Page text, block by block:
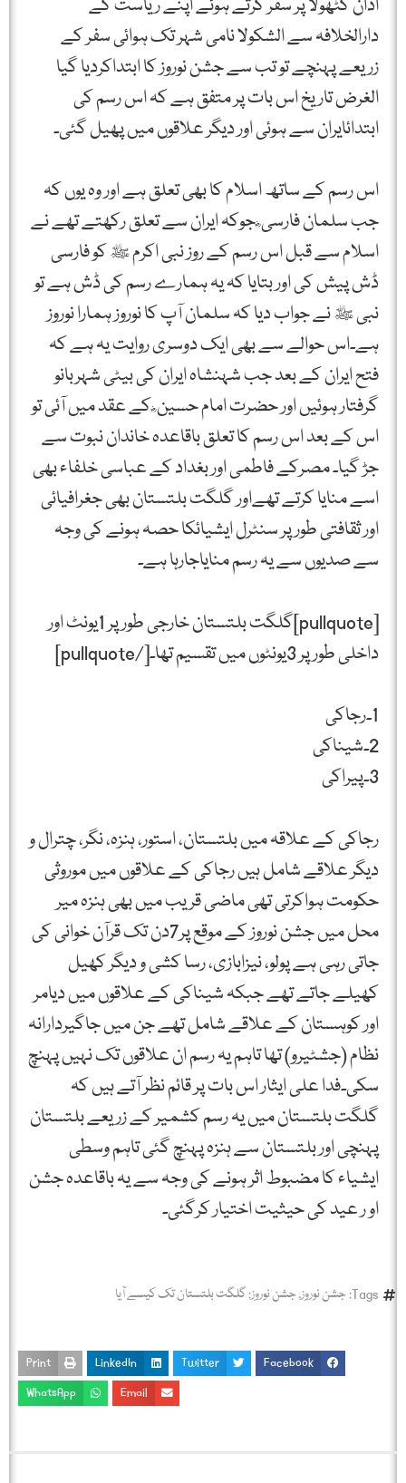
اڈان کٹھولا پر سفر کرتے ہوئے اپنے ریاست کے
دارالخلافہ سے الشکولا نامی شہر تک ہوائی سفر کے
زریعے پہنچے تو تب سے جشن نوروز کا ابتداکردیا گیا
الغرض تاریخ اس بات پر متفق ہے کہ اس رسم کی
ابتدائایران سے ہوئی اور دیگر علاقوں میں پھیل گئی۔
اس رسم کے ساتھ اسلام کا بھی تعلق ہے اور وہ یوں کہ
جب سلمان فارسی ؓ جوکہ ایران سے تعلق رکھتے تھے نے
اسلام سے قبل اس رسم کے روز نبی اکرم ﷺ کو فارسی
ڈش پیش کی اور بتایا کہ یہ ہمارے رسم کی ڈش ہے تو
نبی ﷺ نے جواب دیا کہ سلمان آپ کا نوروز ہمارا نوروز
ہے۔اس حوالے سے بھی ایک دوسری روایت یہ ہے کہ
فتح ایران کے بعد جب شہنشاہ ایران کی بیٹی شہربانو
گرفتار ہوئیں اور حضرت امام حسین ؓ کے عقد میں آئی تو
اس کے بعد اس رسم کا تعلق باقاعدہ خاندان نبوت سے
جڑ گیا۔ مصرکے فاطمی اور بغداد کے عباسی خلفاء بھی
اسے منایا کرتے تھےاور گلگت بلتستان بھی جغرافیائی
اور ثقافتی طور پر سنٹرل ایشیائکا حصہ ہونے کی وجہ
سے صدیوں سے یہ رسم منایاجارہا ہے۔
[pullquote]گلگت بلتستان خارجی طور پر 1یونٹ اور
داخلی طور پر 3یونٹوں میں تقسیم تھا۔[/pullquote]
1۔رجاکی
2۔شیناکی
3۔پیراکی
رجاکی کے علاقہ میں بلتستان، استور، ہنزہ، نگر، چترال و
دیگر علاقے شامل ہیں رجاکی کے علاقوں میں موروثی
حکومت ہواکرتی تھی ماضی قریب میں بھی ہنزہ میر
محل میں جشن نوروز کے موقع پر7دن تک قرآن خوانی کی
جاتی رہی ہے پولو، نیزابازی، رسا کشی و دیگر کھیل
کھیلے جاتے تھے جبکہ شیناکی کے علاقوں میں دیامر
اور کوہستان کے علاقے شامل تھے جن میں جاگیردارانہ
نظام (جشٹیرو) تھا تاہم یہ رسم ان علاقوں تک نہیں پہنچ
سکی۔فدا علی ایثار اس بات پر قائم نظر آتے ہیں کہ
گلگت بلتستان میں یہ رسم کشمیر کے زریعے بلتستان
پہنچی اور بلتستان سے ہنزہ پہنچ گئی تاہم وسطی
ایشیاء کا مضبوط اثر ہونے کی وجہ سے یہ باقاعدہ جشن
او ر عید کی حیثیت اختیار کرگئی۔
Tags: جشن نوروز,جشن نوروز: گلگت بلتستان تک کیسے آیا
Facebook
Twitter
LinkedIn
Print
Email
WhatsApp